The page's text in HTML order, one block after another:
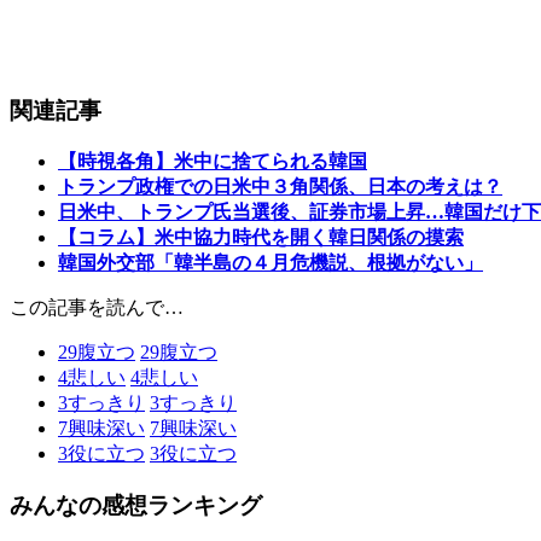
関連記事
【時視各角】米中に捨てられる韓国
トランプ政権での日米中３角関係、日本の考えは？
日米中、トランプ氏当選後、証券市場上昇…韓国だけ
【コラム】米中協力時代を開く韓日関係の摸索
韓国外交部「韓半島の４月危機説、根拠がない」
この記事を読んで…
29腹立つ 29腹立つ
4悲しい 4悲しい
3すっきり 3すっきり
7興味深い 7興味深い
3役に立つ 3役に立つ
みんなの感想ランキング